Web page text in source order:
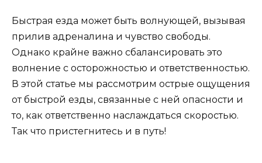
Быстрая езда может быть волнующей, вызывая
прилив адреналина и чувство свободы.
Однако крайне важно сбалансировать это
волнение с осторожностью и ответственностью.
В этой статье мы рассмотрим острые ощущения
от быстрой езды, связанные с ней опасности и
то, как ответственно наслаждаться скоростью.
Так что пристегнитесь и в путь!